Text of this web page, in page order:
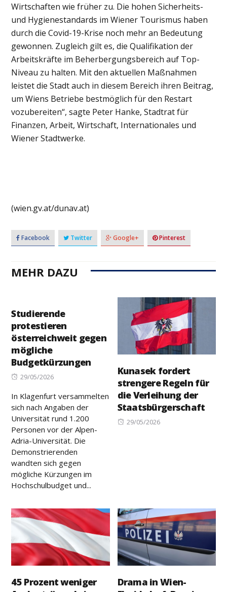
Wirtschaften wie früher zu. Die hohen Sicherheits-
und Hygienestandards im Wiener Tourismus haben
durch die Covid-19-Krise noch mehr an Bedeutung
gewonnen. Zugleich gilt es, die Qualifikation der
Arbeitskräfte im Beherbergungsbereich auf Top-
Niveau zu halten. Mit den aktuellen Maßnahmen
leistet die Stadt auch in diesem Bereich ihren Beitrag,
um Wiens Betriebe bestmöglich für den Restart
vozubereiten“, sagte Peter Hanke, Stadtrat für
Finanzen, Arbeit, Wirtschaft, Internationales und
Wiener Stadtwerke.
(wien.gv.at/dunav.at)
Facebook Twitter Google+ Pinterest
MEHR DAZU
Studierende
protestieren
österreichweit gegen
mögliche
Budgetkürzungen
Posted
29/05/2026
In Klagenfurt versammelten
sich nach Angaben der
Universität rund 1.200
Personen vor der Alpen-
Adria-Universität. Die
Demonstrierenden
wandten sich gegen
mögliche Kürzungen im
Hochschulbudget und...
Kunasek fordert
strengere Regeln für
die Verleihung der
Staatsbürgerschaft
Posted
29/05/2026
45 Prozent weniger
Drama in Wien-